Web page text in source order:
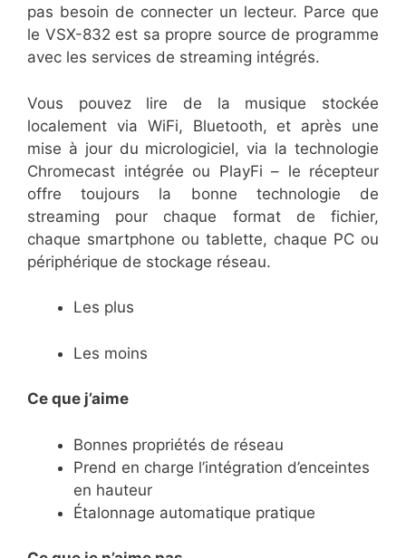
pas besoin de connecter un lecteur. Parce que
le VSX-832 est sa propre source de programme
avec les services de streaming intégrés.
Vous pouvez lire de la musique stockée
localement via WiFi, Bluetooth, et après une
mise à jour du micrologiciel, via la technologie
Chromecast intégrée ou PlayFi – le récepteur
offre toujours la bonne technologie de
streaming pour chaque format de fichier,
chaque smartphone ou tablette, chaque PC ou
périphérique de stockage réseau.
Les plus
Les moins
Ce que j’aime
Bonnes propriétés de réseau
Prend en charge l’intégration d’enceintes
en hauteur
Étalonnage automatique pratique